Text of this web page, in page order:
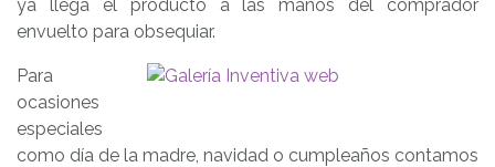
ya llega el producto a las manos del comprador
envuelto para obsequiar.
Para
ocasiones
especiales
como día de la madre, navidad o cumpleaños contamos